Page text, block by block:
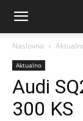
AutopressHR
Naslovna
Aktualno
Audi
300 KS